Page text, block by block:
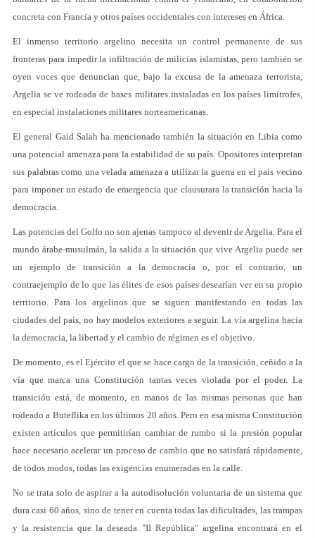
concreta con Francia y otros países occidentales con intereses en África.
El inmenso territorio argelino necesita un control permanente de sus
fronteras para impedir la infiltración de milicias islamistas, pero también se
oyen voces que denuncian que, bajo la excusa de la amenaza terrorista,
Argelia se ve rodeada de bases militares instaladas en los países limítrofes,
en especial instalaciones militares norteamericanas.
El general Gaid Salah ha mencionado también la situación en Libia como
una potencial amenaza para la estabilidad de su país. Opositores interpretan
sus palabras como una velada amenaza a utilizar la guerra en el país vecino
para imponer un estado de emergencia que clausurara la transición hacia la
democracia.
Las potencias del Golfo no son ajenas tampoco al devenir de Argelia. Para el
mundo árabe-musulmán, la salida a la situación que vive Argelia puede ser
un ejemplo de transición a la democracia o, por el contrario, un
contraejemplo de lo que las élites de esos países desearían ver en su propio
territorio. Para los argelinos que se siguen manifestando en todas las
ciudades del país, no hay modelos exteriores a seguir. La vía argelina hacia
la democracia, la libertad y el cambio de régimen es el objetivo.
De momento, es el Ejército el que se hace cargo de la transición, ceñido a la
vía que marca una Constitución tantas veces violada por el poder. La
transición está, de momento, en manos de las mismas personas que han
rodeado a Buteflika en los últimos 20 años. Pero en esa misma Constitución
existen artículos que permitirían cambiar de rumbo si la presión popular
hace necesario acelerar un proceso de cambio que no satisfará rápidamente,
de todos modos, todas las exigencias enumeradas en la calle.
No se trata solo de aspirar a la autodisolución voluntaria de un sistema que
dura casi 60 años, sino de tener en cuenta todas las dificultades, las trampas
y la resistencia que la deseada "II República" argelina encontrará en el